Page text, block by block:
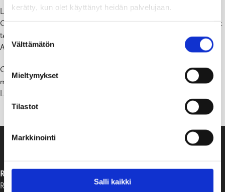
kerätty, kun olet käyttänyt heidän palvelujaan.
Suostumuksen
valinta
Välttämätön
Mieltymykset
Tilastot
Markkinointi
Salli kaikki
Luckan Raseborg esittää:
Oppilaat Fiskarin koulun Käsityökaverit-harrastusryhmästä esittelevät
teoksiaan.
Avajaiset pe 26.5. klo 15
Galleria Promenade (Laaksokatu 4, kulttuuritalo Fokus ) on avoinna
ma, ti & to 11-19, ke & pe 9-17, la 10-14, su suljettu
Lämpimästi tervetuloa!
RAASEPORIN KAUPUNKI
Raaseporintie 37